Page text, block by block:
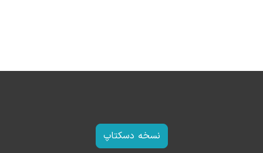
نسخه دسکتاپ